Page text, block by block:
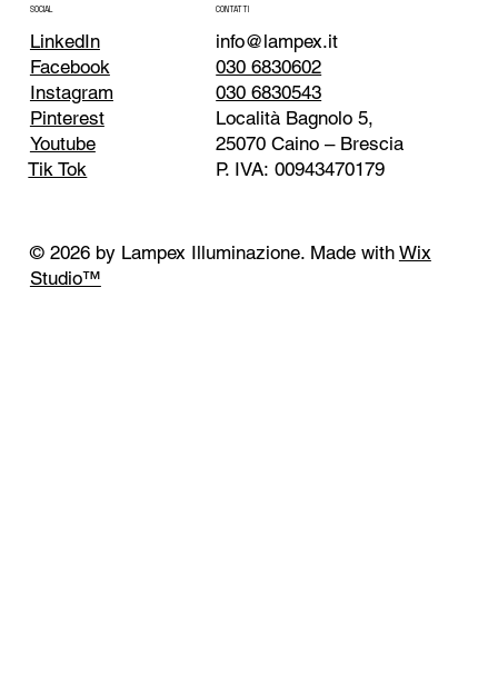
SOCIAL
LinkedIn
Facebook
Instagram
Pinterest
Youtube
Tik Tok
CONTATTI
info@lampex.it
030 6830602
030 6830543
Località Bagnolo 5,
25070 Caino – Brescia
P. IVA: 00943470179
© 2026 by Lampex Illuminazione. Made with Wix
Studio™